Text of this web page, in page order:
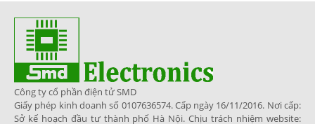
Công ty cổ phần điện tử SMD
Giấy phép kinh doanh số 0107636574. Cấp ngày 16/11/2016. Nơi cấp:
Sở kế hoạch đầu tư thành phố Hà Nội. Chịu trách nhiệm website: